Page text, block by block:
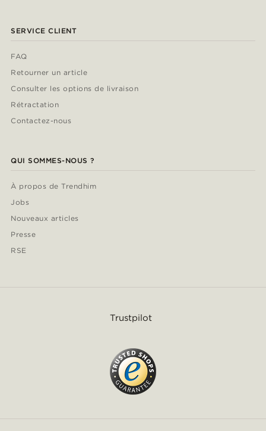
SERVICE CLIENT
FAQ
Retourner un article
Consulter les options de livraison
Rétractation
Contactez-nous
QUI SOMMES-NOUS ?
À propos de Trendhim
Jobs
Nouveaux articles
Presse
RSE
Trustpilot